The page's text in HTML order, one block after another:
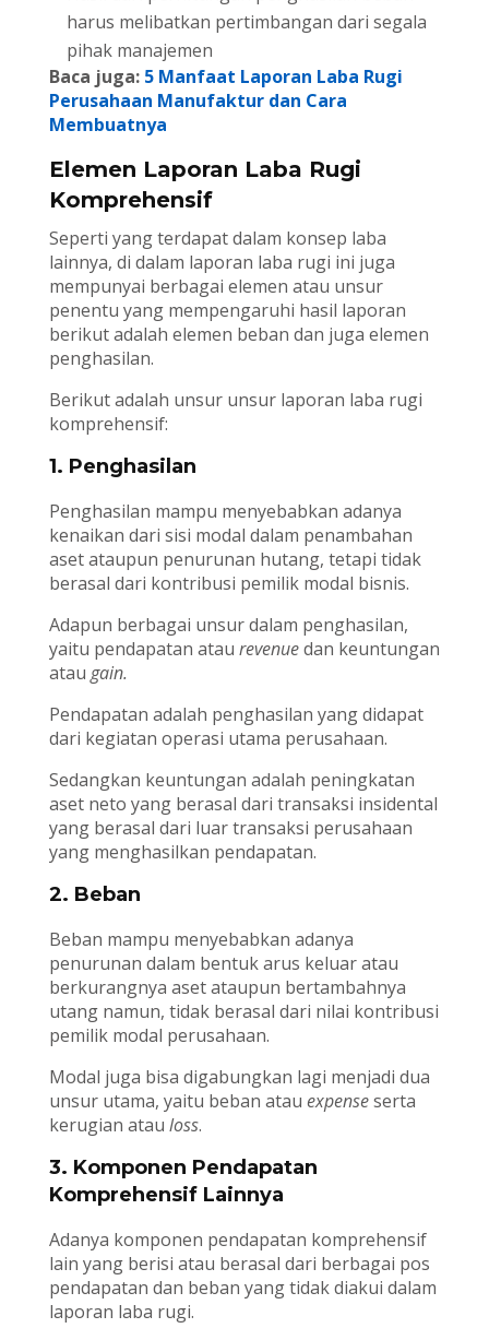
harus melibatkan pertimbangan dari segala
pihak manajemen
Baca juga: 5 Manfaat Laporan Laba Rugi
Perusahaan Manufaktur dan Cara
Membuatnya
Elemen Laporan Laba Rugi
Komprehensif
Seperti yang terdapat dalam konsep laba
lainnya, di dalam laporan laba rugi ini juga
mempunyai berbagai elemen atau unsur
penentu yang mempengaruhi hasil laporan
berikut adalah elemen beban dan juga elemen
penghasilan.
Berikut adalah unsur unsur laporan laba rugi
komprehensif:
1. Penghasilan
Penghasilan mampu menyebabkan adanya
kenaikan dari sisi modal dalam penambahan
aset ataupun penurunan hutang, tetapi tidak
berasal dari kontribusi pemilik modal bisnis.
Adapun berbagai unsur dalam penghasilan,
yaitu pendapatan atau revenuedan keuntungan
ataugain.
Pendapatan adalah penghasilan yang didapat
dari kegiatan operasi utama perusahaan.
Sedangkan keuntungan adalah peningkatan
aset neto yang berasal dari transaksi insidental
yang berasal dari luar transaksi perusahaan
yang menghasilkan pendapatan.
2. Beban
Beban mampu menyebabkan adanya
penurunan dalam bentuk arus keluar atau
berkurangnya aset ataupun bertambahnya
utang namun, tidak berasal dari nilai kontribusi
pemilik modal perusahaan.
Modal juga bisa digabungkan lagi menjadi dua
unsur utama, yaitu beban atau expenseserta
kerugian atau loss.
3. Komponen Pendapatan
Komprehensif Lainnya
Adanya komponen pendapatan komprehensif
lain yang berisi atau berasal dari berbagai pos
pendapatan dan beban yang tidak diakui dalam
laporan laba rugi.